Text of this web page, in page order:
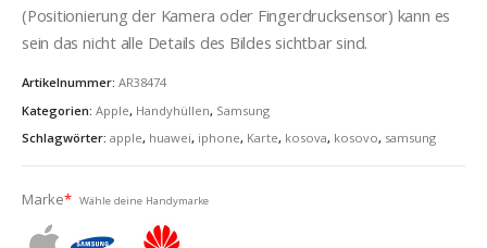
(Positionierung der Kamera oder Fingerdrucksensor) kann es
sein das nicht alle Details des Bildes sichtbar sind.
Artikelnummer: AR38474
Kategorien: Apple, Handyhüllen, Samsung
Schlagwörter: apple, huawei, iphone, Karte, kosova, kosovo, samsung
Marke* Wähle deine Handymarke